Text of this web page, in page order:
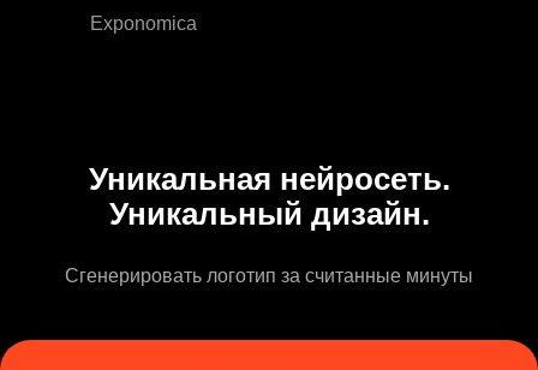
Exponomica
Уникальная нейросеть.
Уникальный дизайн.
Сгенерировать логотип за считанные минуты